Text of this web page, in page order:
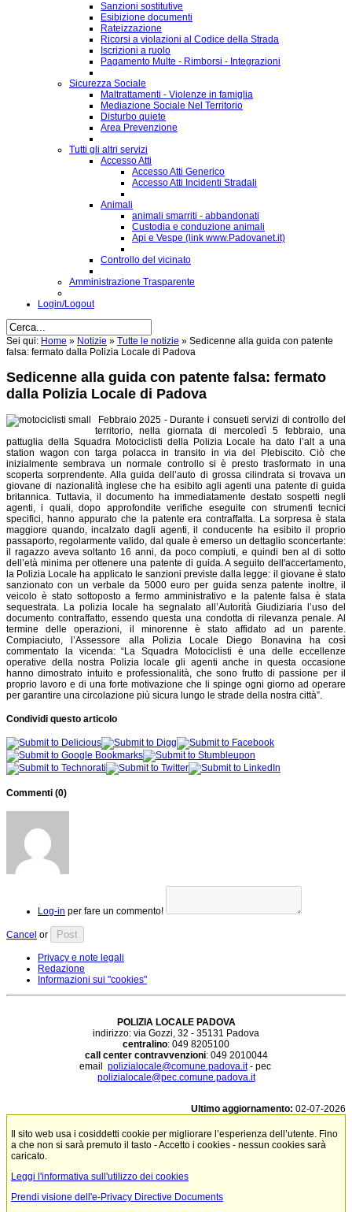
Sanzioni sostitutive
Esibizione documenti
Rateizzazione
Ricorsi a violazioni al Codice della Strada
Iscrizioni a ruolo
Pagamento Multe - Rimborsi - Integrazioni
Sicurezza Sociale
Maltrattamenti - Violenze in famiglia
Mediazione Sociale Nel Territorio
Disturbo quiete
Area Prevenzione
Tutti gli altri servizi
Accesso Atti
Accesso Atti Generico
Accesso Atti Incidenti Stradali
Animali
animali smarriti - abbandonati
Custodia e conduzione animali
Api e Vespe (link www.Padovanet.it)
Controllo del vicinato
Amministrazione Trasparente
Login/Logout
Sei qui: Home » Notizie » Tutte le notizie » Sedicenne alla guida con patente
falsa: fermato dalla Polizia Locale di Padova
Sedicenne alla guida con patente falsa: fermato
dalla Polizia Locale di Padova
Febbraio 2025 - Durante i consueti servizi di controllo del
territorio, nella giornata di mercoledì 5 febbraio, una
pattuglia della Squadra Motociclisti della Polizia Locale ha dato l’alt a una
station wagon con targa polacca in transito in via del Plebiscito. Ciò che
inizialmente sembrava un normale controllo si è presto trasformato in una
scoperta sorprendente. Alla guida dell’auto di grossa cilindrata si trovava un
giovane di nazionalità inglese che ha esibito agli agenti una patente di guida
britannica. Tuttavia, il documento ha immediatamente destato sospetti negli
agenti, i quali, dopo approfondite verifiche eseguite con strumenti tecnici
specifici, hanno appurato che la patente era contraffatta. La sorpresa è stata
maggiore quando, incalzato dagli agenti, il conducente ha esibito il proprio
passaporto, regolarmente valido, dal quale è emerso un dettaglio sconcertante:
il ragazzo aveva soltanto 16 anni, da poco compiuti, e quindi ben al di sotto
dell’età minima per ottenere una patente di guida. A seguito dell'accertamento,
la Polizia Locale ha applicato le sanzioni previste dalla legge: il giovane è stato
sanzionato con un verbale da 5000 euro per guida senza patente inoltre, il
veicolo è stato sottoposto a fermo amministrativo e la patente falsa è stata
sequestrata. La polizia locale ha segnalato all’Autorità Giudiziaria l’uso del
documento contraffatto, essendo questa una condotta di rilevanza penale. Al
termine delle operazioni, il minorenne è stato affidato ad un parente.
Compiaciuto, l’Assessore alla Polizia Locale Diego Bonavina ha così
commentato la vicenda: “La Squadra Motociclisti è una delle eccellenze
operative della nostra Polizia locale gli agenti anche in questa occasione
hanno dimostrato intuito e professionalità, che sono frutto di passione per il
proprio lavoro e di una forte motivazione che li spinge ogni giorno ad operare
per garantire una circolazione più sicura lungo le strade della nostra città”.
Condividi questo articolo
Commenti (0)
Log-in per fare un commento!
Cancel or Post
Privacy e note legali
Redazione
Informazioni sui "cookies"
POLIZIA LOCALE PADOVA
indirizzo: via Gozzi, 32 - 35131 Padova
centralino: 049 8205100
call center contravvenzioni: 049 2010044
email polizialocale@comune.padova.it- pec
polizialocale@pec.comune.padova.it
Ultimo aggiornamento: 02-07-2026
Il sito web usa i cosiddetti cookie per migliorare l’esperienza dell’utente. Fino
a che non si sarà premuto il tasto - Accetto i cookies - nessun cookies sarà
caricato.
Leggi l'informativa sull'utilizzo dei cookies
Prendi visione dell'e-Privacy Directive Documents